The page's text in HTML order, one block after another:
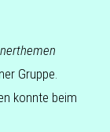
Gruppe.
konnte beim